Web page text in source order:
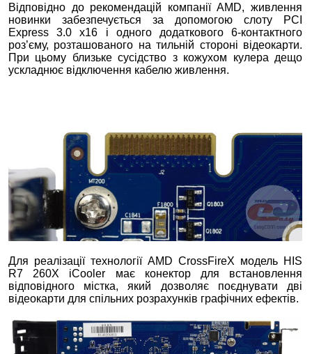
Відповідно до рекомендацій компанії AMD, живлення
новинки забезпечується за допомогою слоту PCI
Express 3.0 х16 і одного додаткового 6-контактного
роз’єму, розташованого на тильній стороні відеокарти.
При цьому близьке сусідство з кожухом кулера дещо
ускладнює відключення кабелю живлення.
Для реалізації технології AMD CrossFireX модель HIS
R7 260X iCooler має конектор для встановлення
відповідного містка, який дозволяє поєднувати дві
відеокарти для спільних розрахунків графічних ефектів.